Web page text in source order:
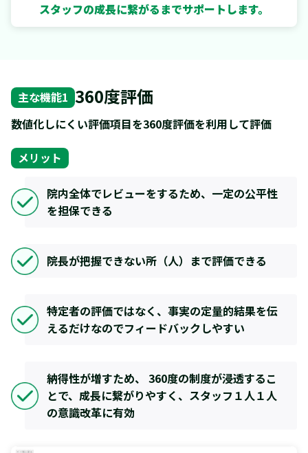
スタッフの成長に繋がるまでサポートします。
主な機能1 360度評価
数値化しにくい評価項目を360度評価を利用して評価
メリット
院内全体でレビューをするため、一定の公平性
を担保できる
院長が把握できない所（人）まで評価できる
特定者の評価ではなく、事実の定量的結果を伝
えるだけなのでフィードバックしやすい
納得性が増すため、 360度の制度が浸透するこ
とで、成長に繋がりやすく、スタッフ１人１人
の意識改革に有効